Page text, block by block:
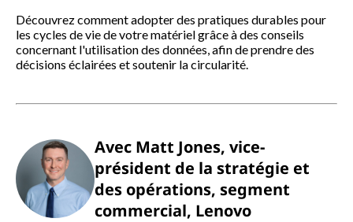
Découvrez comment adopter des pratiques durables pour
les cycles de vie de votre matériel grâce à des conseils
concernant l'utilisation des données, afin de prendre des
décisions éclairées et soutenir la circularité.
Avec Matt Jones, vice-
président de la stratégie et
des opérations, segment
commercial, Lenovo